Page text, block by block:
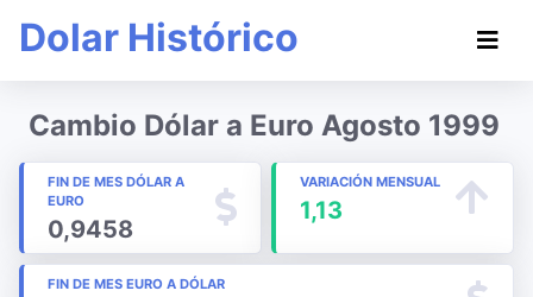
Dolar Histórico
Cambio Dólar a Euro Agosto 1999
FIN DE MES DÓLAR A
EURO
0,9458
VARIACIÓN MENSUAL
1,13
FIN DE MES EURO A DÓLAR